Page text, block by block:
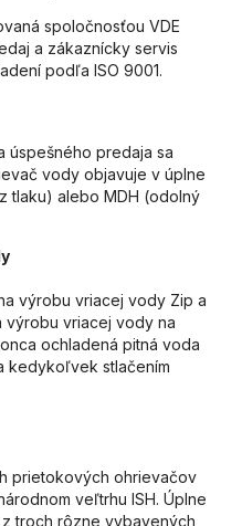
spoločnosťou VDE
a zákaznícky servis
podľa ISO 9001.
úspešného predaja sa
vody objavuje v úplne
tlaku) alebo MDH (odolný
výrobu vriacej vody Zip a
výrobu vriacej vody na
ochladená pitná voda
kedykoľvek stlačením
prietokových ohrievačov
veľtrhu ISH. Úplne
troch rôzne vybavených